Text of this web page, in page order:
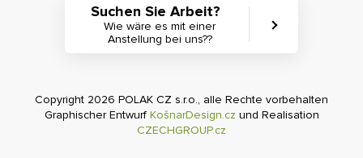
Suchen Sie Arbeit?
Wie wäre es mit einer
Anstellung bei uns??
Copyright 2026 POLAK CZ s.r.o., alle Rechte vorbehalten
Graphischer Entwurf KošnarDesign.cz und Realisation
CZECHGROUP.cz